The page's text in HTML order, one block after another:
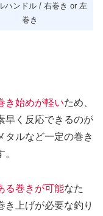
ハンドル / 右巻き or 左
巻き
き始めが軽いため、
早く反応できるのが
タルなど一定の巻き
る巻きが可能なた
き上げが必要な釣り